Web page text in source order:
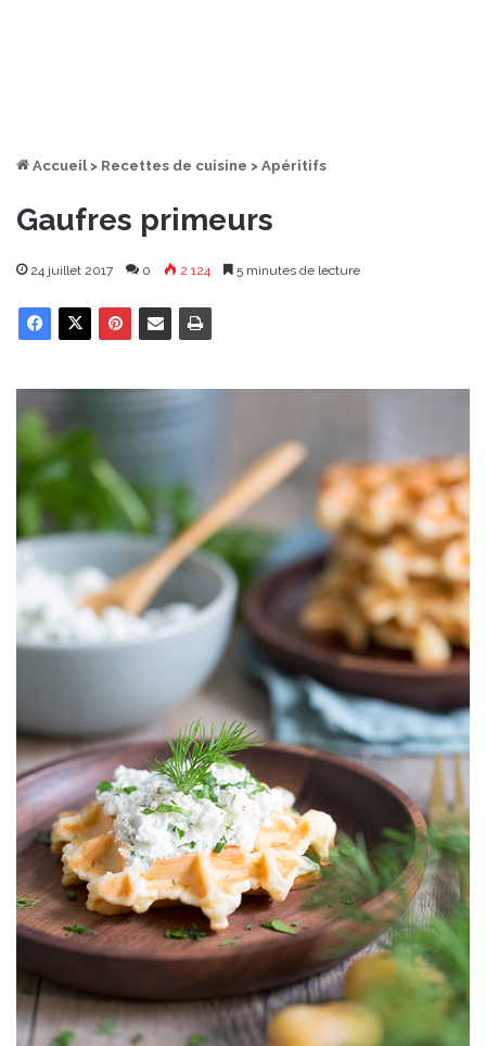
Accueil > Recettes de cuisine > Apéritifs
Gaufres primeurs
24 juillet 2017 0 2 124 5 minutes de lecture